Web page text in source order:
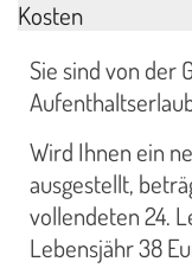
Kosten
Sie sind von der
Wird Ihnen ein
ausgestellt,
vollendeten 24.
Lebensjähr 38